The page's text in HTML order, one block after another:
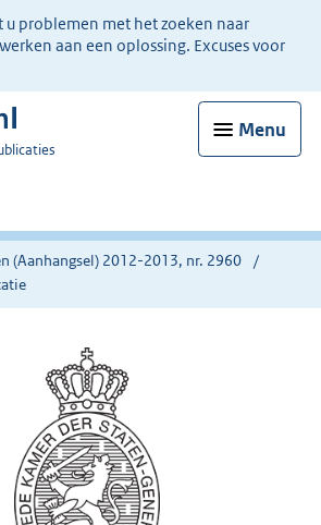
u problemen met het zoeken naar
aan een oplossing. Excuses voor
Menu
(Aanhangsel) 2012-2013, nr. 2960